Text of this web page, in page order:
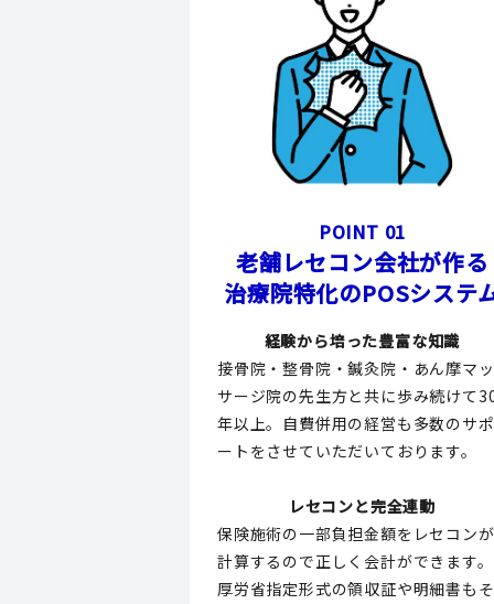
POINT 01
老舗レセコン会社が作る
治療院特化のPOSシステ
経験から培った豊富な知識
接骨院・整骨院・鍼灸院・あん摩マッ
サージ院の先生方と共に歩み続けて
年以上。自費併用の経営も多数のサポ
ートをさせていただいております。
レセコンと完全連動
保険施術の一部負担金額をレセコンが
計算するので正しく会計ができます。
厚労省指定形式の領収証や明細書もそ